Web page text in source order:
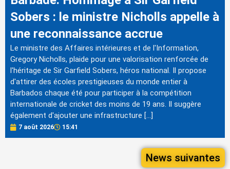
Sobers : le ministre Nicholls appelle à
une reconnaissance accrue
Le ministre des Affaires intérieures et de l'Information,
Gregory Nicholls, plaide pour une valorisation renforcée de
l'héritage de Sir Garfield Sobers, héros national. Il propose
d'attirer des écoles prestigieuses du monde entier à
Barbados chaque été pour participer à la compétition
internationale de cricket des moins de 19 ans. Il suggère
également d'ajouter une infrastructure […]
7 août 2026 15:41
News suivantes